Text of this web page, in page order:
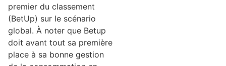
premier du classement
(BetUp) sur le scénario
global. À noter que Betup
doit avant tout sa première
place à sa bonne gestion